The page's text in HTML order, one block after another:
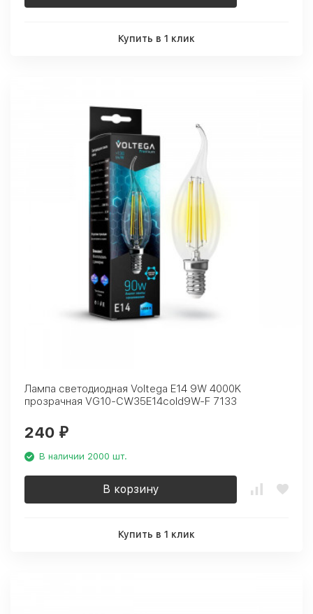
Купить в 1 клик
Лампа светодиодная Voltega E14 9W 4000K
прозрачная VG10-CW35E14cold9W-F 7133
240 ₽
В наличии 2000 шт.
В корзину
Купить в 1 клик